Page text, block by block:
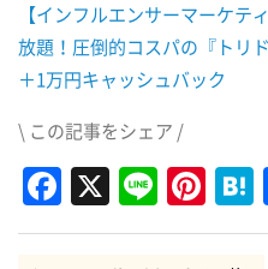
【インフルエンサーマーケテ
放題！圧倒的コスパの『トリ
＋1万円キャッシュバック
\ この記事をシェア /
Facebook
X Line